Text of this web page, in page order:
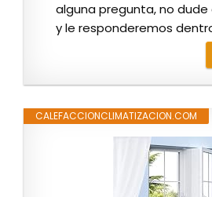
alguna pregunta, no
y le responderemos
CALEFACCIONCLIMATIZACION.COM